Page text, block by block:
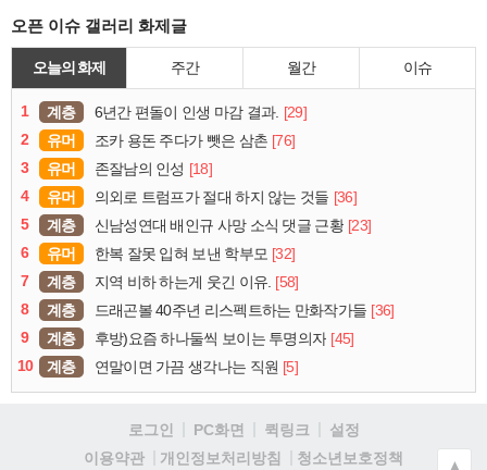
오픈 이슈 갤러리 화제글
오늘의 화제 주간 월간 이슈
1 계층 6년간 편돌이 인생 마감 결과. [29]
2
유머 조카 용돈 주다가 뺏은 삼촌 [76]
3
유머 존잘남의 인성 [18]
4
유머 의외로 트럼프가 절대 하지 않는 것들 [36]
5
계층 신남성연대 배인규 사망 소식 댓글 근황 [23]
6
유머 한복 잘못 입혀 보낸 학부모 [32]
7
계층 지역 비하 하는게 웃긴 이유. [58]
8
계층 드래곤볼 40주년 리스펙트하는 만화작가들 [36]
9
계층 후방)요즘 하나둘씩 보이는 투명의자 [45]
10
계층 연말이면 가끔 생각나는 직원 [5]
로그인 PC화면 퀵링크
설정
이용약관
개인정보처리방침
청소년보호정책
▲